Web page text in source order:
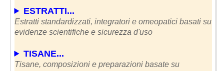
ESTRATTI...
Estratti standardizzati, integratori e omeopatici basati su
evidenze scientifiche e sicurezza d'uso
TISANE...
Tisane, composizioni e preparazioni basate su